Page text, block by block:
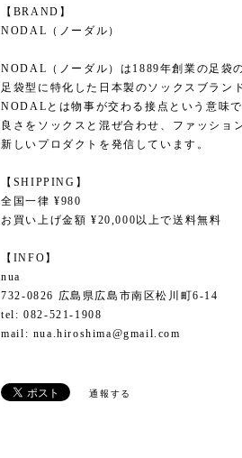
【BRAND】
NODAL（ノーダル）
NODAL（ノーダル）は1889年創業の足袋
足袋型に特化した日本製のソックスブラン
NODALとは物事が交わる接点という意味
良さをソックスと混ぜ合わせ、ファッショ
新しいプロダクトを発信しています。
【SHIPPING】
全国一律 ¥980
お買い上げ金額 ¥20,000以上で送料無料
【INFO】
nua
732-0826 広島県広島市南区松川町6-14
tel: 082-521-1908
mail: nua.hiroshima@gmail.com
通報する